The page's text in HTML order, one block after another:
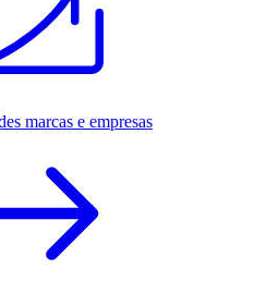
marcas e empresas